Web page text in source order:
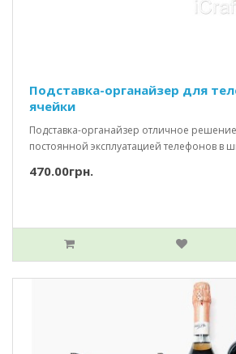
Подставка-органайзер для
ячейки
Подставка-органайзер отличное
постоянной эксплуатацией телефонов в
470.00грн.